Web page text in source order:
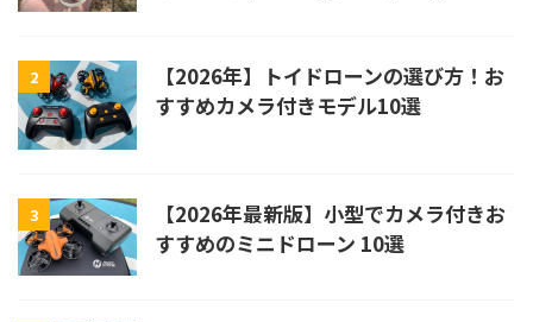
2
【2026年】トイドローンの選び方！お
すすめカメラ付きモデル10選
3
【2026年最新版】小型でカメラ付きお
すすめのミニドローン 10選